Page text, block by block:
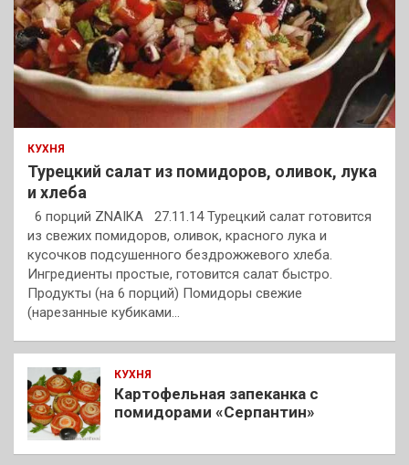
КУХНЯ
Турецкий салат из помидоров, оливок, лука
и хлеба
6 порций ZNAIKA 27.11.14 Турецкий салат готовится
из свежих помидоров, оливок, красного лука и
кусочков подсушенного бездрожжевого хлеба.
Ингредиенты простые, готовится салат быстро.
Продукты (на 6 порций) Помидоры свежие
(нарезанные кубиками…
КУХНЯ
Картофельная запеканка с
помидорами «Серпантин»